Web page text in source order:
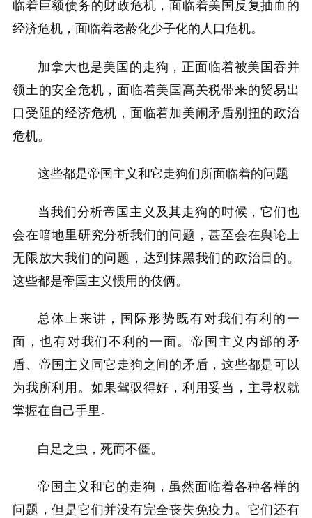
临着巨额债务的财政危机，面临着美国反复抽血的
经济危机，面临着老龄化少子化的人口危机。
加拿大也是美国的走狗，正面临着被美国吞并
领土的安全危机，面临着美国高关税带来的贸易出
口受阻的经济危机，面临着加美闹矛盾别扭的政治
危机。
这些都是帝国主义和它走狗们所面临着的问题
当我们分析帝国主义及其走狗的时候，它们也
会在暗地里研究分析我们的问题，甚至会在舆论上
无限放大我们的问题，达到抹黑我们的政治目的。
这些都是帝国主义惯用的伎俩。
总体上来讲，国际形势既有对我们有利的一
面，也有对我们不利的一面。帝国主义内部的矛
盾、帝国主义同它走狗之间的矛盾，这些都是可以
为我所利用。如果驾驭得好，利用妥当，主导权就
掌握在自己手里。
白足之虫，死而不僵。
帝国主义和它的走狗，虽然面临着各种各样的
问题，但是它们并没有完全丧失免疫力。它们还有